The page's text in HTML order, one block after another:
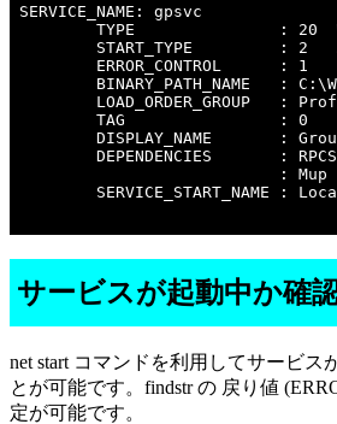
SERVICE_NAME: gpsvc
TYPE               : 20
START_TYPE         : 2
ERROR_CONTROL      : 1
BINARY_PATH_NAME   :
LOAD_ORDER_GROUP   :
        TAG                : 0
DISPLAY_NAME       :
DEPENDENCIES       :
                           : Mup
SERVICE_START_NAME :
サービスが起動中か確
net start コマンドを利用してサービス
とが可能です。findstr の 戻り値
定が可能です。